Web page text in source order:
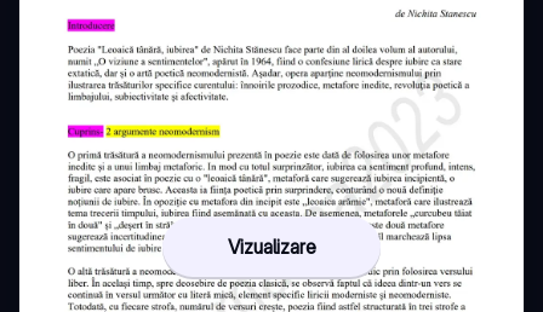
Vizualizare